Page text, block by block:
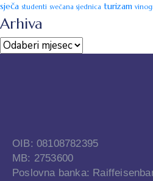
sječa studenti svečana sjednica turizam
Arhiva
OIB: 08108782395
MB: 2753600
Poslovna banka: